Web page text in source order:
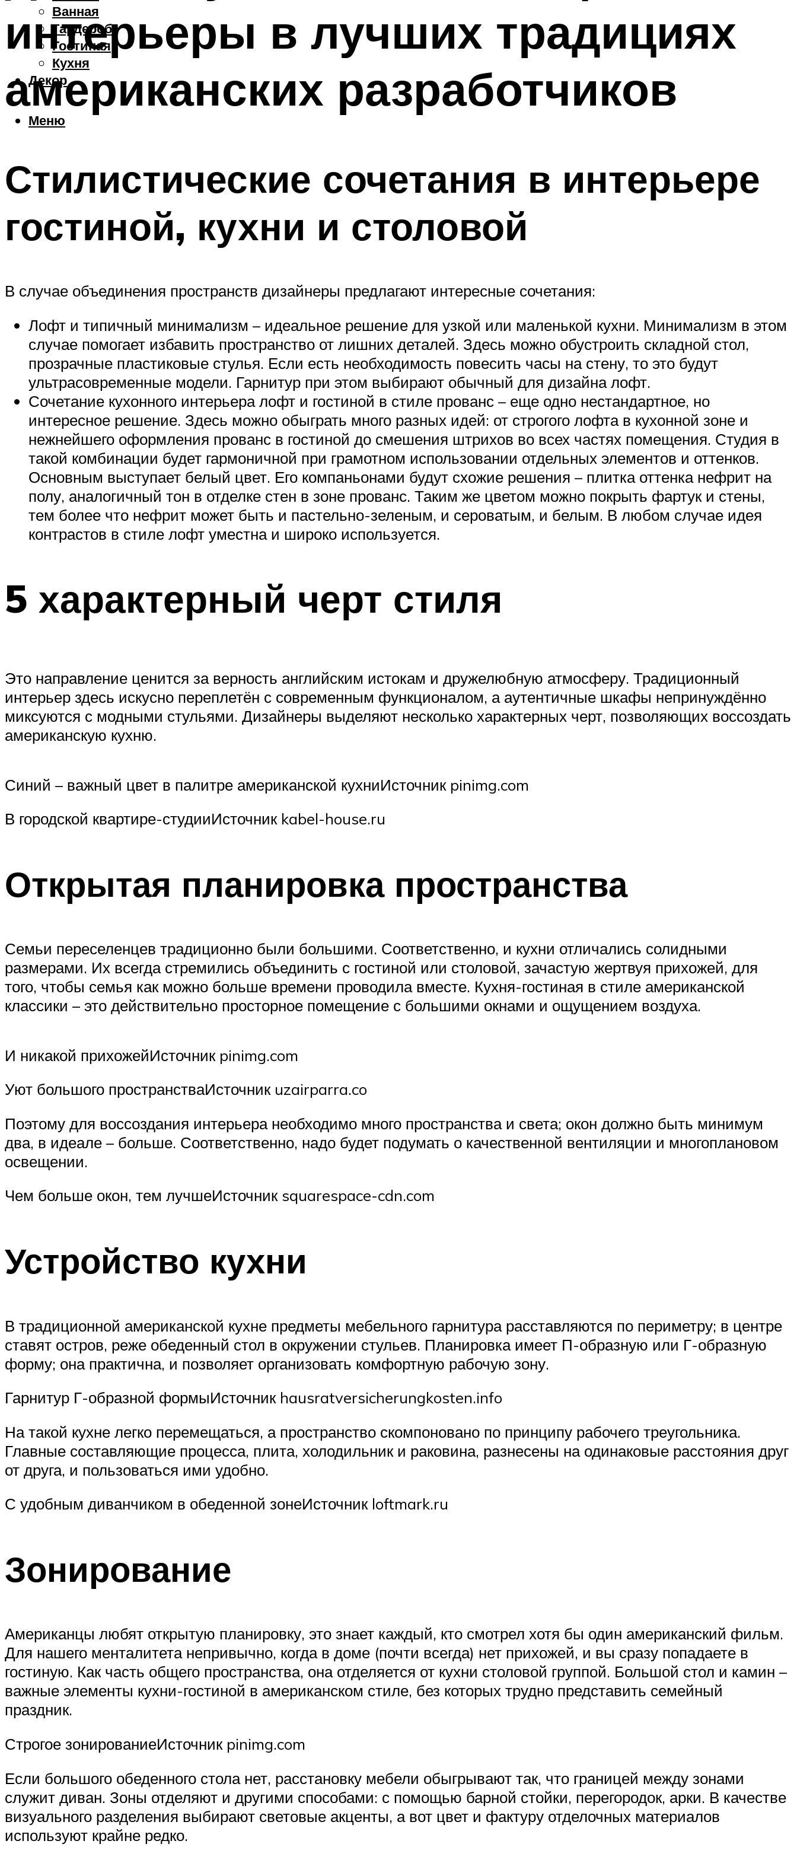
Ванная
Гардероб
Гостиная
Кухня
Декор
Меню
интерьеры в лучших традициях
американских разработчиков
Стилистические сочетания в интерьере
гостиной, кухни и столовой
В случае объединения пространств дизайнеры предлагают интересные сочетания:
Лофт и типичный минимализм – идеальное решение для узкой или маленькой кухни. Минимализм в этом
случае помогает избавить пространство от лишних деталей. Здесь можно обустроить складной стол,
прозрачные пластиковые стулья. Если есть необходимость повесить часы на стену, то это будут
ультрасовременные модели. Гарнитур при этом выбирают обычный для дизайна лофт.
Сочетание кухонного интерьера лофт и гостиной в стиле прованс – еще одно нестандартное, но
интересное решение. Здесь можно обыграть много разных идей: от строгого лофта в кухонной зоне и
нежнейшего оформления прованс в гостиной до смешения штрихов во всех частях помещения. Студия в
такой комбинации будет гармоничной при грамотном использовании отдельных элементов и оттенков.
Основным выступает белый цвет. Его компаньонами будут схожие решения – плитка оттенка нефрит на
полу, аналогичный тон в отделке стен в зоне прованс. Таким же цветом можно покрыть фартук и стены,
тем более что нефрит может быть и пастельно-зеленым, и сероватым, и белым. В любом случае идея
контрастов в стиле лофт уместна и широко используется.
5 характерный черт стиля
Это направление ценится за верность английским истокам и дружелюбную атмосферу. Традиционный
интерьер здесь искусно переплетён с современным функционалом, а аутентичные шкафы непринуждённо
миксуются с модными стульями. Дизайнеры выделяют несколько характерных черт, позволяющих воссоздать
американскую кухню.
Синий – важный цвет в палитре американской кухниИсточник pinimg.com
В городской квартире-студииИсточник kabel-house.ru
Открытая планировка пространства
Семьи переселенцев традиционно были большими. Соответственно, и кухни отличались солидными
размерами. Их всегда стремились объединить с гостиной или столовой, зачастую жертвуя прихожей, для
того, чтобы семья как можно больше времени проводила вместе. Кухня-гостиная в стиле американской
классики – это действительно просторное помещение с большими окнами и ощущением воздуха.
И никакой прихожейИсточник pinimg.com
Уют большого пространстваИсточник uzairparra.co
Поэтому для воссоздания интерьера необходимо много пространства и света; окон должно быть минимум
два, в идеале – больше. Соответственно, надо будет подумать о качественной вентиляции и многоплановом
освещении.
Чем больше окон, тем лучшеИсточник squarespace-cdn.com
Устройство кухни
В традиционной американской кухне предметы мебельного гарнитура расставляются по периметру; в центре
ставят остров, реже обеденный стол в окружении стульев. Планировка имеет П-образную или Г-образную
форму; она практична, и позволяет организовать комфортную рабочую зону.
Гарнитур Г-образной формыИсточник hausratversicherungkosten.info
На такой кухне легко перемещаться, а пространство скомпоновано по принципу рабочего треугольника.
Главные составляющие процесса, плита, холодильник и раковина, разнесены на одинаковые расстояния друг
от друга, и пользоваться ими удобно.
С удобным диванчиком в обеденной зонеИсточник loftmark.ru
Зонирование
Американцы любят открытую планировку, это знает каждый, кто смотрел хотя бы один американский фильм.
Для нашего менталитета непривычно, когда в доме (почти всегда) нет прихожей, и вы сразу попадаете в
гостиную. Как часть общего пространства, она отделяется от кухни столовой группой. Большой стол и камин –
важные элементы кухни-гостиной в американском стиле, без которых трудно представить семейный
праздник.
Строгое зонированиеИсточник pinimg.com
Если большого обеденного стола нет, расстановку мебели обыгрывают так, что границей между зонами
служит диван. Зоны отделяют и другими способами: с помощью барной стойки, перегородок, арки. В качестве
визуального разделения выбирают световые акценты, а вот цвет и фактуру отделочных материалов
используют крайне редко.